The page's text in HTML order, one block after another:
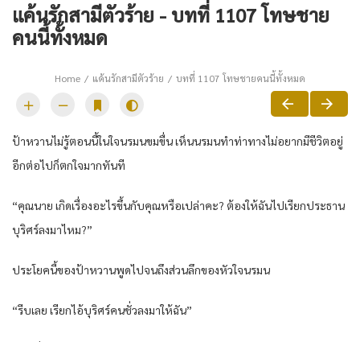
แค้นรักสามีตัวร้าย - บทที่ 1107 โทษชาย
คนนี้ทั้งหมด
Home แค้นรักสามีตัวร้าย บทที่ 1107 โทษชายคนนี้ทั้งหมด
ป้าหวานไม่รู้ตอนนี้ในใจนรมนขมขื่น เห็นนรมนทำท่าทางไม่อยากมีชีวิตอยู่
อีกต่อไปก็ตกใจมากทันที
“คุณนาย เกิดเรื่องอะไรขึ้นกับคุณหรือเปล่าคะ? ต้องให้ฉันไปเรียกประธาน
บุริศร์ลงมาไหม?”
ประโยคนี้ของป้าหวานพูดไปจนถึงส่วนลึกของหัวใจนรมน
“รีบเลย เรียกไอ้บุริศร์คนชั่วลงมาให้ฉัน”